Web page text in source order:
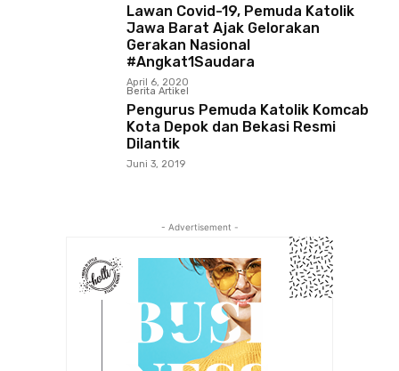
Lawan Covid-19, Pemuda Katolik
Jawa Barat Ajak Gelorakan
Gerakan Nasional
#Angkat1Saudara
April 6, 2020
Berita Artikel
Pengurus Pemuda Katolik Komcab
Kota Depok dan Bekasi Resmi
Dilantik
Juni 3, 2019
- Advertisement -